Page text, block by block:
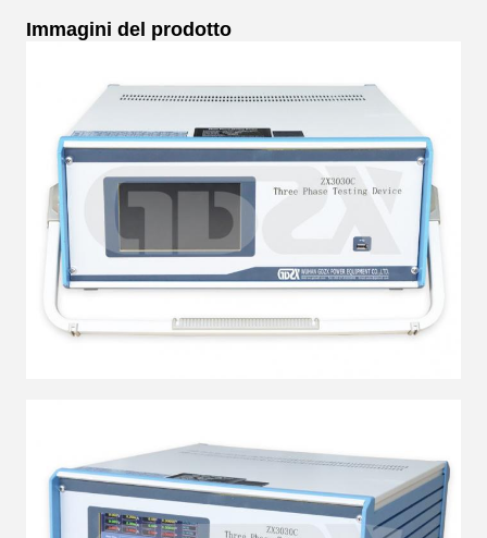
Immagini del prodotto